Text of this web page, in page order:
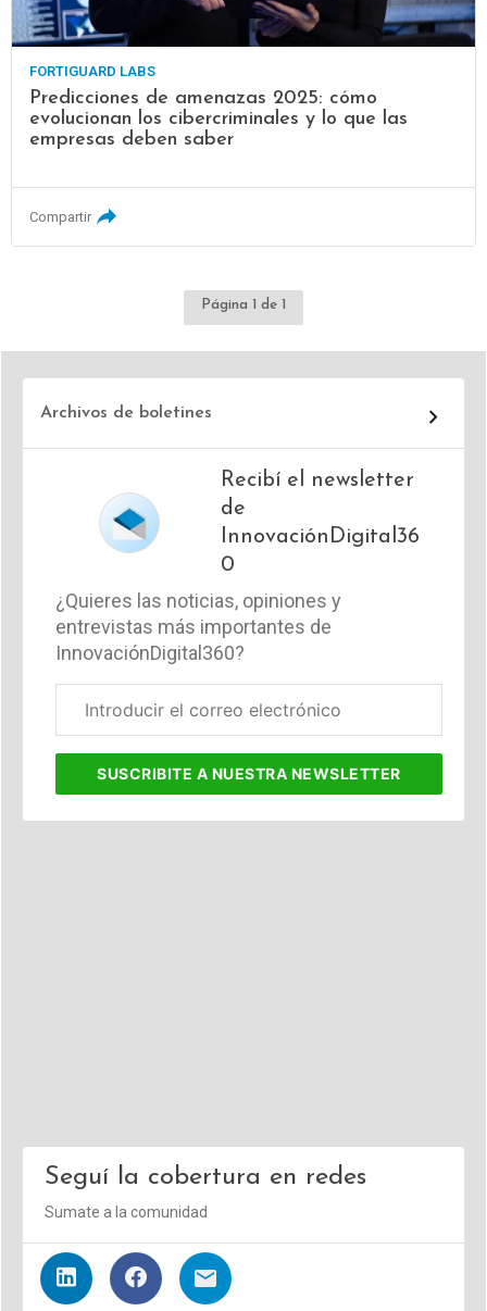
FORTIGUARD LABS
Predicciones de amenazas 2025: cómo
evolucionan los cibercriminales y lo que las
empresas deben saber
Compartir
Página 1 de 1
Archivos de boletines
Recibí el newsletter
de
InnovaciónDigital36
0
¿Quieres las noticias, opiniones y
entrevistas más importantes de
InnovaciónDigital360?
electrónico
SUSCRIBITE A NUESTRA NEWSLETTER
Seguí la cobertura en redes
Sumate a la comunidad